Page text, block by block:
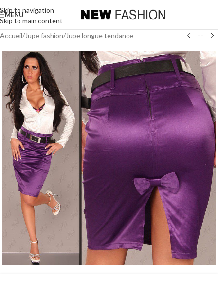
Skip to navigation
Skip to main content
MENU
Accueil/Jupe fashion/Jupe longue tendance